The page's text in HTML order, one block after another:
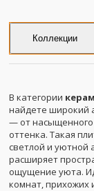
Коллекции
В категории
найдете широкий
— от насыщенного
оттенка. Такая
светлой и уютной
расширяет
ощущение уюта.
комнат, прихожих